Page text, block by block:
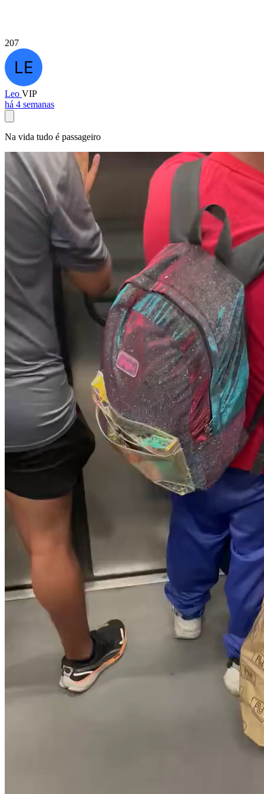
207
Leo VIP
há 4 semanas
Na vida tudo é passageiro